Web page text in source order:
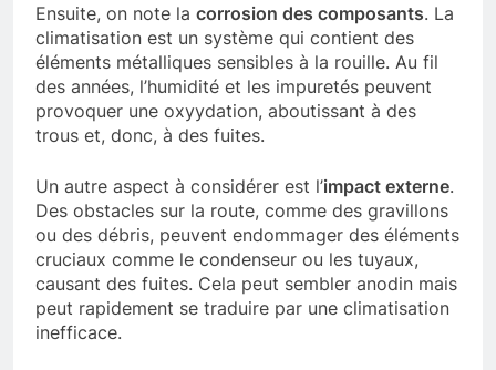
Ensuite, on note la corrosion des composants. La
climatisation est un système qui contient des
éléments métalliques sensibles à la rouille. Au fil
des années, l’humidité et les impuretés peuvent
provoquer une oxyydation, aboutissant à des
trous et, donc, à des fuites.
Un autre aspect à considérer est l’impact externe.
Des obstacles sur la route, comme des gravillons
ou des débris, peuvent endommager des éléments
cruciaux comme le condenseur ou les tuyaux,
causant des fuites. Cela peut sembler anodin mais
peut rapidement se traduire par une climatisation
inefficace.